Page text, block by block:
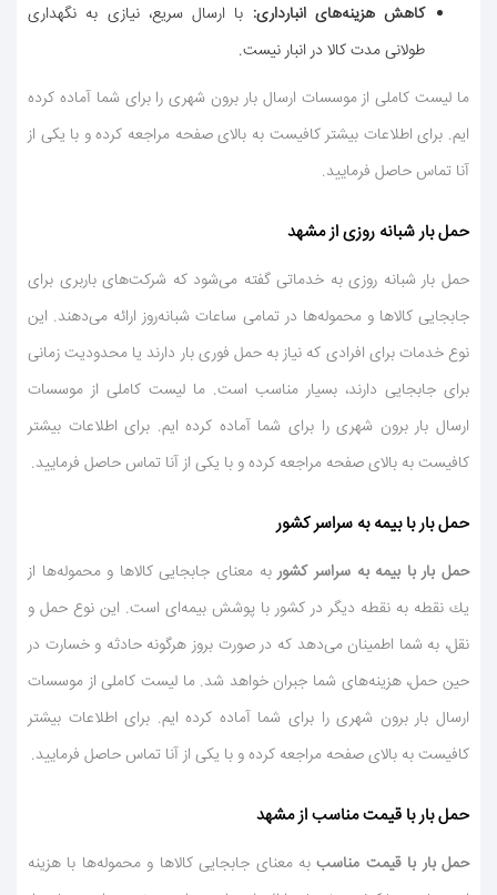
كاهش هزینه‌های انبارداری: با ارسال سریع، نیازی به نگهداری
طولانی مدت كالا در انبار نیست.
ما لیست كاملی از موسسات ارسال بار برون شهری را برای شما آماده كرده
ایم. برای اطلاعات بیشتر كافیست به بالای صفحه مراجعه كرده و با یكی از
آنا تماس حاصل فرمایید.
حمل بار شبانه روزی از مشهد
حمل بار شبانه روزی به خدماتی گفته می‌شود كه شركت‌های باربری برای
جابجایی كالاها و محموله‌ها در تمامی ساعات شبانه‌روز ارائه می‌دهند. این
نوع خدمات برای افرادی كه نیاز به حمل فوری بار دارند یا محدودیت زمانی
برای جابجایی دارند، بسیار مناسب است. ما لیست كاملی از موسسات
ارسال بار برون شهری را برای شما آماده كرده ایم. برای اطلاعات بیشتر
كافیست به بالای صفحه مراجعه كرده و با یكی از آنا تماس حاصل فرمایید.
حمل بار با بیمه به سراسر كشور
حمل بار با بیمه به سراسر كشوربه معنای جابجایی كالاها و محموله‌ها از
یك نقطه به نقطه دیگر در كشور با پوشش بیمه‌ای است. این نوع حمل و
نقل، به شما اطمینان می‌دهد كه در صورت بروز هرگونه حادثه و خسارت در
حین حمل، هزینه‌های شما جبران خواهد شد. ما لیست كاملی از موسسات
ارسال بار برون شهری را برای شما آماده كرده ایم. برای اطلاعات بیشتر
كافیست به بالای صفحه مراجعه كرده و با یكی از آنا تماس حاصل فرمایید.
حمل بار با قیمت مناسب از مشهد
حمل بار با قیمت مناسببه معنای جابجایی كالاها و محموله‌ها با هزینه